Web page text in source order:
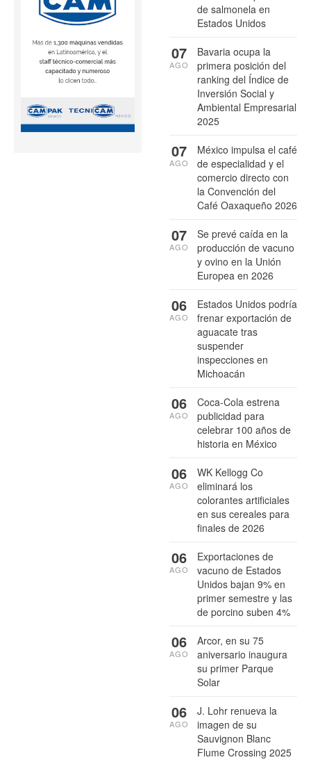
de salmonela en
Estados Unidos
Bavaria ocupa la
primera posición del
ranking del Índice de
Inversión Social y
Ambiental Empresarial
2025
07
AGO
México impulsa el café
de especialidad y el
comercio directo con
la Convención del
Café Oaxaqueño 2026
07
AGO
Se prevé caída en la
producción de vacuno
y ovino en la Unión
Europea en 2026
07
AGO
Estados Unidos podría
frenar exportación de
aguacate tras
suspender
inspecciones en
Michoacán
06
AGO
Coca-Cola estrena
publicidad para
celebrar 100 años de
historia en México
06
AGO
WK Kellogg Co
eliminará los
colorantes artificiales
en sus cereales para
finales de 2026
06
AGO
Exportaciones de
vacuno de Estados
Unidos bajan 9% en
primer semestre y las
de porcino suben 4%
06
AGO
Arcor, en su 75
aniversario inaugura
su primer Parque
Solar
06
AGO
J. Lohr renueva la
imagen de su
Sauvignon Blanc
Flume Crossing 2025
06
AGO